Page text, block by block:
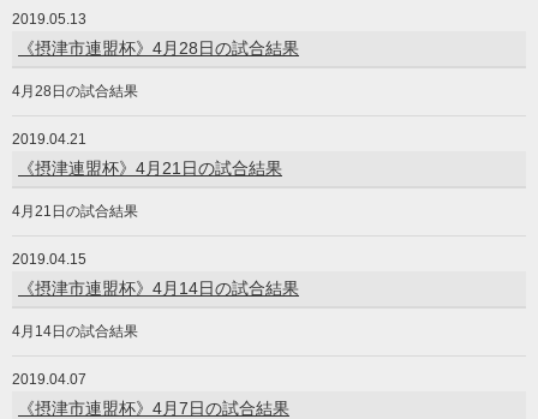
2019.05.13
《摂津市連盟杯》4月28日の試合結果
4月28日の試合結果
2019.04.21
《摂津連盟杯》4月21日の試合結果
4月21日の試合結果
2019.04.15
《摂津市連盟杯》4月14日の試合結果
4月14日の試合結果
2019.04.07
《摂津市連盟杯》4月7日の試合結果